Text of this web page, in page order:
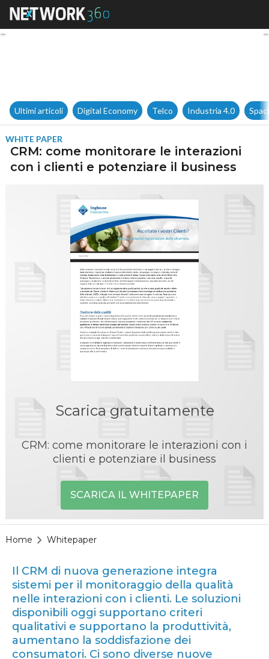
CRM: come monitorare le
Ultimi articoli Digital Economy Telco Industria 4.0
WHITE PAPER
CRM: come monitorare le interazioni
con i clienti e potenziare il business
Scarica gratuitamente
CRM: come monitorare le interazioni con i
clienti e potenziare il business
SCARICA IL WHITEPAPER
Home Whitepaper
Il CRM di nuova generazione integra
sistemi per il monitoraggio della qualità
nelle interazioni con i clienti. Le soluzioni
disponibili oggi supportano criteri
qualitativi e supportano la produttività,
aumentano la soddisfazione dei
consumatori. Ci sono diverse nuove